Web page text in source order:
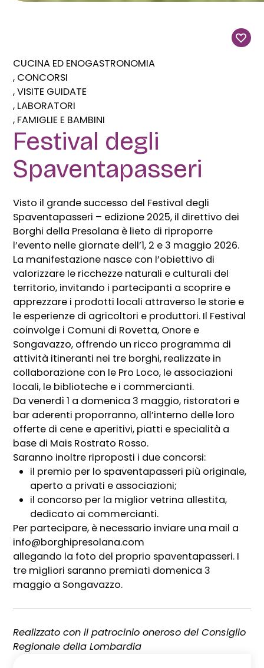
CUCINA ED ENOGASTRONOMIA
CONCORSI
VISITE GUIDATE
LABORATORI
FAMIGLIE E BAMBINI
Festival degli
Spaventapasseri
Visto il grande successo del Festival degli
Spaventapasseri – edizione 2025, il direttivo dei
Borghi della Presolana è lieto di riproporre
l’evento nelle giornate dell’1, 2 e 3 maggio 2026.
La manifestazione nasce con l’obiettivo di
valorizzare le ricchezze naturali e culturali del
territorio, invitando i partecipanti a scoprire e
apprezzare i prodotti locali attraverso le storie e
le esperienze di agricoltori e produttori. Il Festival
coinvolge i Comuni di Rovetta, Onore e
Songavazzo, offrendo un ricco programma di
attività itineranti nei tre borghi, realizzate in
collaborazione con le Pro Loco, le associazioni
locali, le biblioteche e i commercianti.
Da venerdì 1 a domenica 3 maggio, ristoratori e
bar aderenti proporranno, all’interno delle loro
offerte di cene e aperitivi, piatti e specialità a
base di Mais Rostrato Rosso.
Saranno inoltre riproposti i due concorsi:
il premio per lo spaventapasseri più originale,
aperto a privati e associazioni;
il concorso per la miglior vetrina allestita,
dedicato ai commercianti.
Per partecipare, è necessario inviare una mail a
info@borghipresolana.com
allegando la foto del proprio spaventapasseri. I
tre migliori saranno premiati domenica 3
maggio a Songavazzo.
Realizzato con il patrocinio oneroso del Consiglio
Regionale della Lombardia